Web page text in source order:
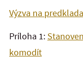
Výzva na
Príloha 1:
komodít